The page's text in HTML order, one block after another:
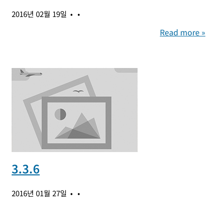
2016년 02월 19일
Read more »
3.3.6
2016년 01월 27일